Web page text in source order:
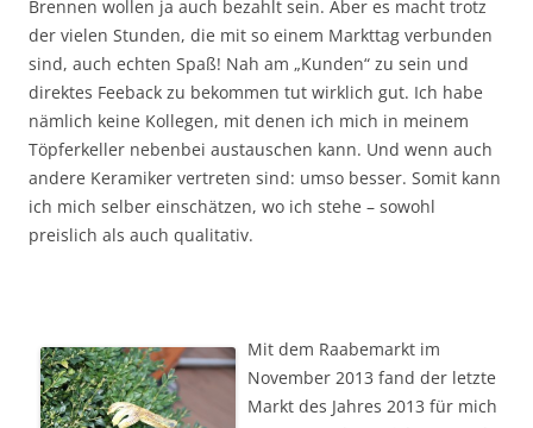
Brennen wollen ja auch bezahlt sein. Aber es macht trotz
der vielen Stunden, die mit so einem Markttag verbunden
sind, auch echten Spaß! Nah am „Kunden“ zu sein und
direktes Feeback zu bekommen tut wirklich gut. Ich habe
nämlich keine Kollegen, mit denen ich mich in meinem
Töpferkeller nebenbei austauschen kann. Und wenn auch
andere Keramiker vertreten sind: umso besser. Somit kann
ich mich selber einschätzen, wo ich stehe – sowohl
preislich als auch qualitativ.
Mit dem Raabemarkt im
November 2013 fand der letzte
Markt des Jahres 2013 für mich